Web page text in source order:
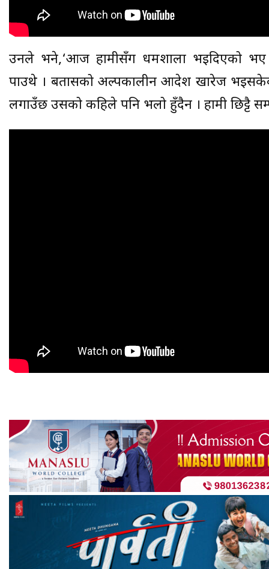
उनले भने,‘आज हामीसँग धर्मशाला भइदिएको
पाउथे । बतासको अल्पकालीन आदेश खारेज
लगाउँछ उसको कहिले पनि भलो हुँदैन । हामी छिट्टै